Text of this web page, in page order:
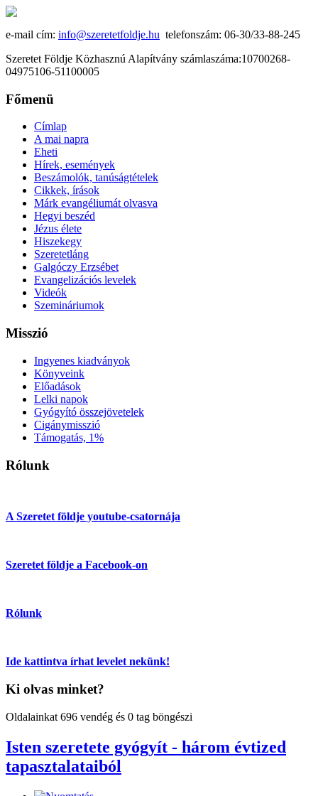
e-mail cím: info@szeretetfoldje.hu telefonszám: 06-30/33-88-245
Szeretet Földje Közhasznú Alapítvány számlaszáma:10700268-
04975106-51100005
Főmenü
Címlap
A mai napra
Eheti
Hírek, események
Beszámolók, tanúságtételek
Cikkek, írások
Márk evangéliumát olvasva
Hegyi beszéd
Jézus élete
Hiszekegy
Szeretetláng
Galgóczy Erzsébet
Evangelizációs levelek
Videók
Szemináriumok
Misszió
Ingyenes kiadványok
Könyveink
Előadások
Lelki napok
Gyógyító összejövetelek
Cigánymisszió
Támogatás, 1%
Rólunk
A Szeretet földje youtube-csatornája
Szeretet földje a Facebook-on
Rólunk
Ide kattintva írhat levelet nekünk!
Ki olvas minket?
Oldalainkat 696 vendég és 0 tag böngészi
Isten szeretete gyógyít - három évtized
tapasztalataiból